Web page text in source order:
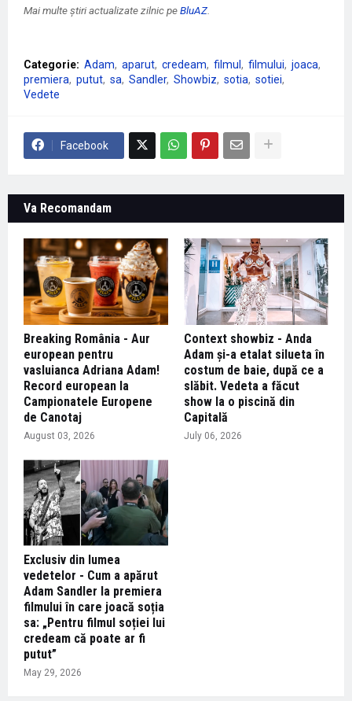
Mai multe știri actualizate zilnic peBluAZ
Categorie: Adam aparut credeam filmul filmului
joaca
premiera
putut sa Sandler Showbiz sotia
sotiei
Vedete
Facebook
Va Recomandam
Breaking România - Aur
european pentru
vasluianca Adriana Adam!
Record european la
Campionatele Europene
de Canotaj
August 03, 2026
Context showbiz - Anda
Adam și-a etalat silueta în
costum de baie, după ce a
slăbit. Vedeta a făcut
show la o piscină din
Capitală
July 06, 2026
Exclusiv din lumea
vedetelor - Cum a apărut
Adam Sandler la premiera
filmului în care joacă soția
sa: „Pentru filmul soției lui
credeam că poate ar fi
putut”
May 29, 2026